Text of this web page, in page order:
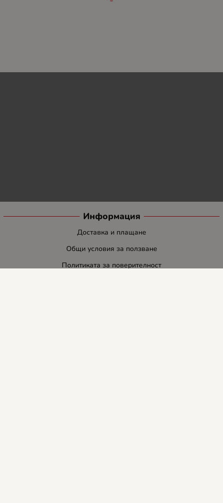
Информация
Доставка и плащане
Общи условия за ползване
Политиката за поверителност